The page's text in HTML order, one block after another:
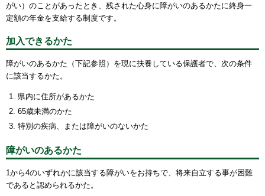
がい）のことがあったとき、残された心身に障がいのあるかたに終身一
定額の年金を支給する制度です。
加入できるかた
障がいのあるかた（下記参照）を現に扶養している保護者で、次の条件
に該当するかた。
県内に住所があるかた
65歳未満のかた
特別の疾病、または障がいのないかた
障がいのあるかた
1から4のいずれかに該当する障がいをお持ちで、将来自立する事が困難
であると認められるかた。